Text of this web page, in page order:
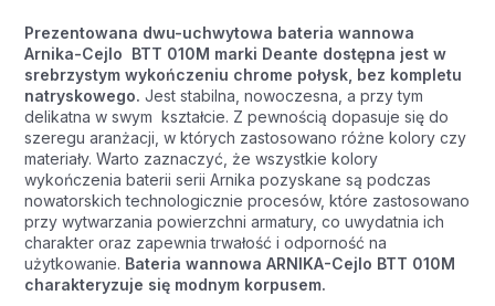
Prezentowana dwu-uchwytowa bateria wannowa
Arnika-Cejlo BTT 010M marki Deante dostępna jest w
srebrzystym wykończeniu chrome połysk, bez kompletu
natryskowego. Jest stabilna, nowoczesna, a przy tym
delikatna w swym kształcie. Z pewnością dopasuje się do
szeregu aranżacji, w których zastosowano różne kolory czy
materiały. Warto zaznaczyć, że wszystkie kolory
wykończenia baterii serii Arnika pozyskane są podczas
nowatorskich technologicznie procesów, które zastosowano
przy wytwarzania powierzchni armatury, co uwydatnia ich
charakter oraz zapewnia trwałość i odporność na
użytkowanie. Bateria wannowa ARNIKA-Cejlo BTT 010M
charakteryzuje się modnym korpusem.